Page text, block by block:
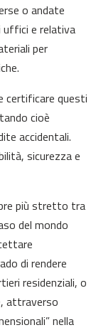
o andate
uffici e relativa
per
certificare questi
cioè
accidentali.
sicurezza e
più stretto tra
del mondo
di rendere
residenziali, o
attraverso
nella